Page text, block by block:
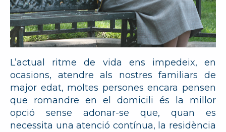
L’actual ritme de vida ens impedeix, en
ocasions, atendre als nostres familiars de
major edat, moltes persones encara pensen
que romandre en el domicili és la millor
opció sense adonar-se que, quan es
necessita una atenció contínua, la residència